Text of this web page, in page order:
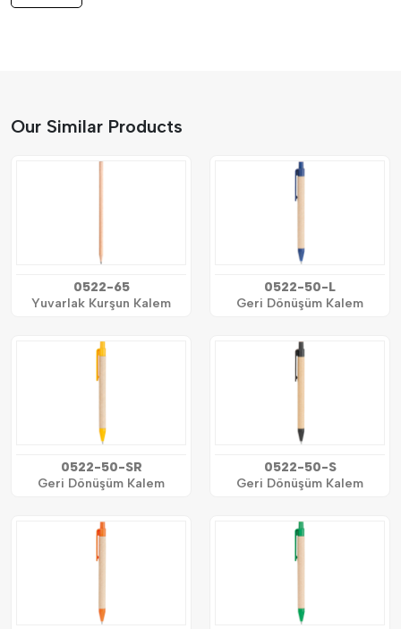
Our Similar Products
0522-65
Yuvarlak Kurşun Kalem
0522-50-L
Geri Dönüşüm Kalem
0522-50-SR
Geri Dönüşüm Kalem
0522-50-S
Geri Dönüşüm Kalem